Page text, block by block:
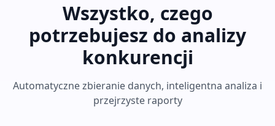
Wszystko, czego
potrzebujesz do analizy
konkurencji
Automatyczne zbieranie danych, inteligentna analiza i
przejrzyste raporty